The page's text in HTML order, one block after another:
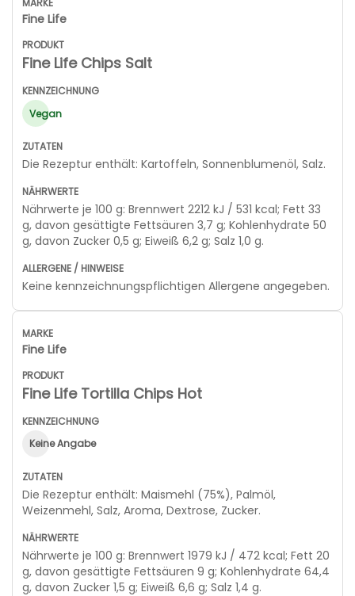
Fine Life
Fine Life Chips Salt
Vegan
Die Rezeptur enthält: Kartoffeln, Sonnenblumenöl, Salz.
Nährwerte je 100 g: Brennwert 2212 kJ / 531 kcal; Fett 33
g, davon gesättigte Fettsäuren 3,7 g; Kohlenhydrate 50
g, davon Zucker 0,5 g; Eiweiß 6,2 g; Salz 1,0 g.
Keine kennzeichnungspflichtigen Allergene angegeben.
Fine Life
Fine Life Tortilla Chips Hot
Keine Angabe
Die Rezeptur enthält: Maismehl (75%), Palmöl,
Weizenmehl, Salz, Aroma, Dextrose, Zucker.
Nährwerte je 100 g: Brennwert 1979 kJ / 472 kcal; Fett 20
g, davon gesättigte Fettsäuren 9 g; Kohlenhydrate 64,4
g, davon Zucker 1,5 g; Eiweiß 6,6 g; Salz 1,4 g.